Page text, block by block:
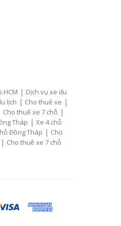
| Dịch vụ xe du
lịch | Cho thuê xe |
Cho thuê xe 7 chỗ |
Tháp | Xe 4 chỗ
Đồng Tháp | Cho
| Cho thuê xe 7 chỗ